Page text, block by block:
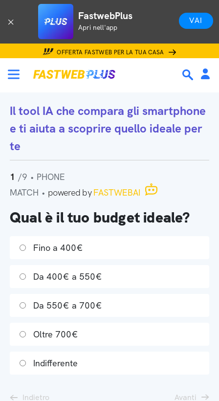
FastwebPlus
Apri nell'app
VAI
OFFERTA FASTWEB PER LA TUA CASA
Il tool IA che compara gli smartphone
e ti aiuta a scoprire quello ideale per
te
1 /9 • PHONE
MATCH • powered byFASTWEBAI
Qual è il tuo budget ideale?
Fino a 400€
Da 400€ a 550€
Da 550€ a 700€
Oltre 700€
Indifferente
Indietro Avanti